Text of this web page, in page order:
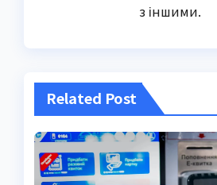
з іншими.
Related Post